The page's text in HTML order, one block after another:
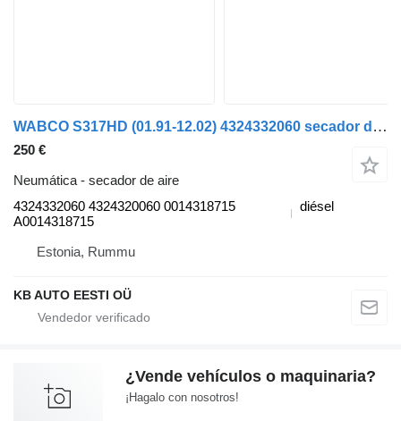
WABCO S317HD (01.91-12.02) 4324332060 secador de aire para Setra Series 300 (1991-2002) autobús
250 €
Neumática - secador de aire
4324332060 4324320060 0014318715
A0014318715
diésel
Estonia, Rummu
KB AUTO EESTI OÜ
¿Vende vehículos o maquinaria?
¡Hagalo con nosotros!